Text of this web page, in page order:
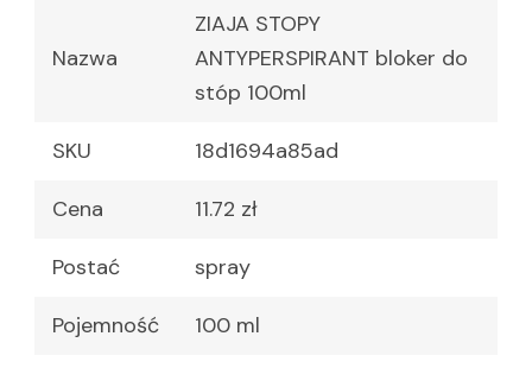
Nazwa
ZIAJA STOPY
ANTYPERSPIRANT bloker do
stóp 100ml
SKU 18d1694a85ad
Cena 11.72 zł
Postać spray
Pojemność 100 ml